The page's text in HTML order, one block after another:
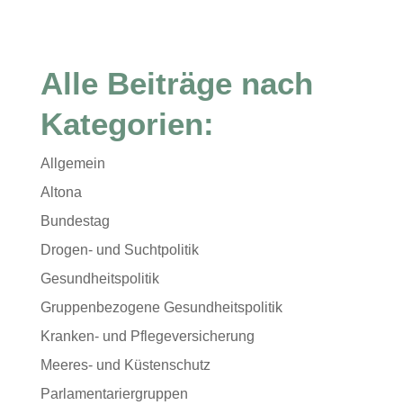
Alle Beiträge nach
Kategorien:
Allgemein
Altona
Bundestag
Drogen- und Suchtpolitik
Gesundheitspolitik
Gruppenbezogene Gesundheitspolitik
Kranken- und Pflegeversicherung
Meeres- und Küstenschutz
Parlamentariergruppen